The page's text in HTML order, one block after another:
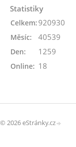
Statistiky
Online: 18
Celkem: 920930
Měsíc: 40539
Den: 1259
© 2026 eStránky.cz